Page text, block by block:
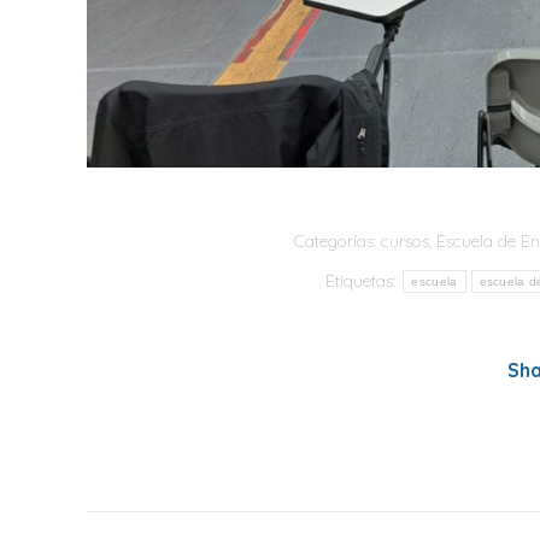
Categorías: cursos, Escuela de
Etiquetas:
escuela escuela